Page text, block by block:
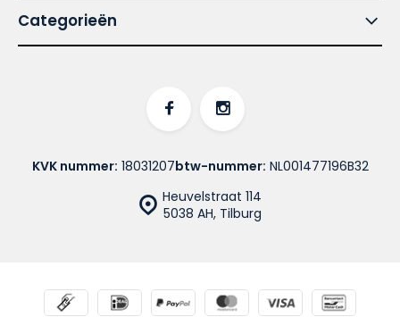
Categorieën
Heuvelstraat 114
5038 AH, Tilburg
KVK nummer: 18031207btw-nummer: NL001477196B32